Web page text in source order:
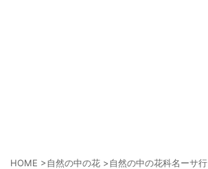
HOME >自然の中の花 >自然の中の花科名ーサ行